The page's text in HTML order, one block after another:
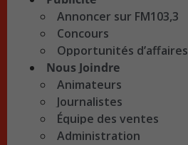
Annoncer sur FM103,3
Concours
Opportunités d’affaires
Nous Joindre
Animateurs
Journalistes
Équipe des ventes
Administration